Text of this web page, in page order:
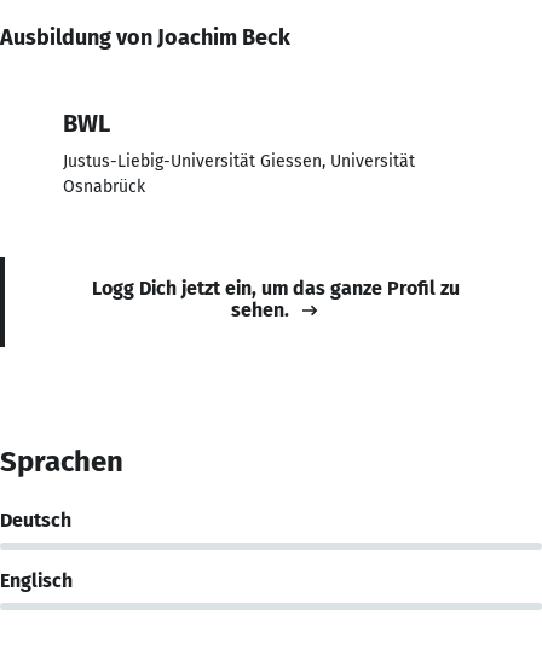
Ausbildung von Joachim Beck
BWL
Justus-Liebig-Universität Giessen, Universität
Osnabrück
Logg Dich jetzt ein, um das ganze Profil zu
sehen.
Sprachen
Deutsch
Englisch